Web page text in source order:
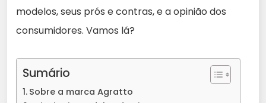
modelos, seus prós e contras, e a opinião dos
consumidores. Vamos lá?
Sumário
Sobre a marca Agratto